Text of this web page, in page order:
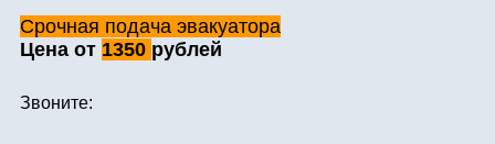
Срочная подача эвакуатора
Цена от 1350 рублей
Звоните: